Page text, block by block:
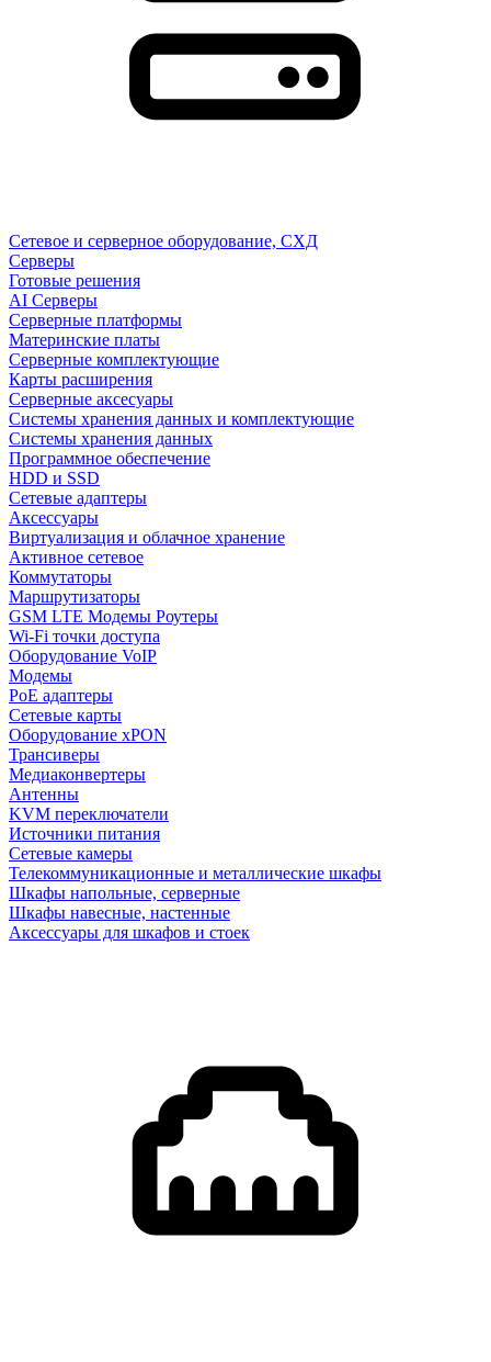
Сетевое и серверное оборудование, СХД
Cерверы
Готовые решения
AI Серверы
Серверные платформы
Материнские платы
Серверные комплектующие
Карты расширения
Серверные аксесуары
Системы хранения данных и комплектующие
Системы хранения данных
Программное обеспечение
HDD и SSD
Сетевые адаптеры
Аксессуары
Виртуализация и облачное хранение
Активное сетевое
Коммутаторы
Маршрутизаторы
GSM LTE Модемы Роутеры
Wi-Fi точки доступа
Оборудование VoIP
Модемы
PoE адаптеры
Сетевые карты
Оборудование xPON
Трансиверы
Медиаконвертеры
Антенны
KVM переключатели
Источники питания
Сетевые камеры
Телекоммуникационные и металлические шкафы
Шкафы напольные, серверные
Шкафы навесные, настенные
Аксессуары для шкафов и стоек